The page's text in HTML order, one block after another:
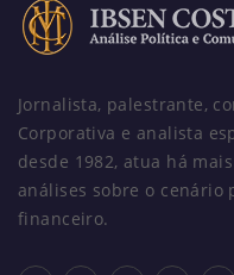
Jornalista, palestrante,
Corporativa e analista
desde 1982, atua há
análises sobre o
financeiro.